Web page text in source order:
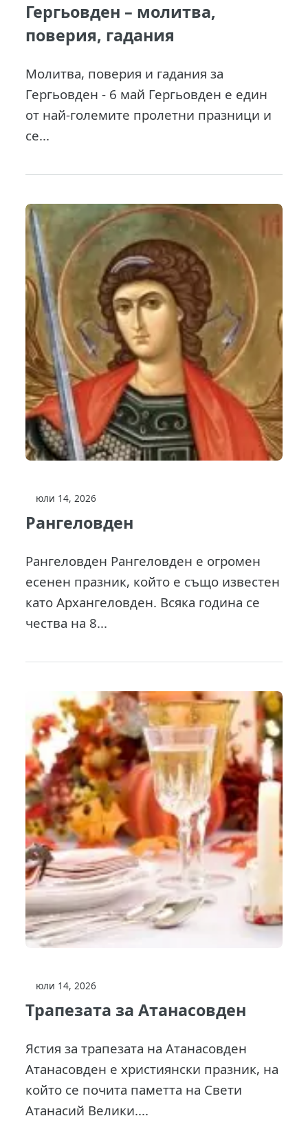
Гергьовден – молитва,
поверия, гадания
Молитва, поверия и гадания за
Гергьовден - 6 май Гергьовден е един
от най-големите пролетни празници и
се...
юли 14, 2026
Рангеловден
Рангеловден Рангеловден е огромен
есенен празник, който е също известен
като Архангеловден. Всяка година се
чества на 8...
юли 14, 2026
Трапезата за Атанасовден
Ястия за трапезата на Атанасовден
Атанасовден е християнски празник, на
който се почита паметта на Свети
Атанасий Велики....